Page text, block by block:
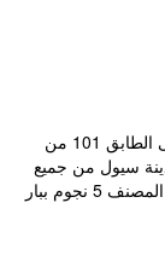
يقع Signiel Seoul في المنطقة من الطابق 76 وحتى الطابق 101 من
سيول من جميع
الغرف البالغ عددها 235 غرفة، كما يتميز هذا الفندق المصنف 5 نجوم ببار